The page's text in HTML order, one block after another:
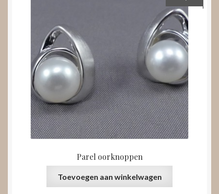
Parel oorknoppen
Toevoegen aan winkelwagen